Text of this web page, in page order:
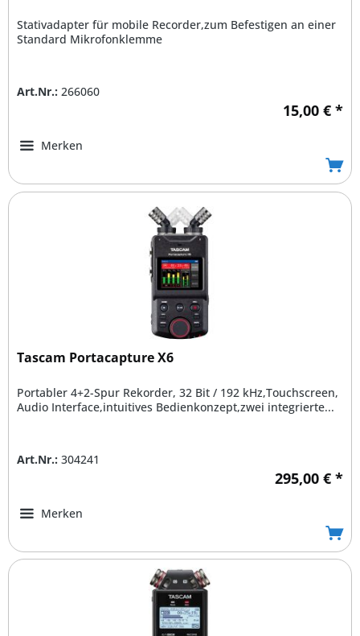
Stativadapter für mobile Recorder,zum Befestigen an einer
Standard Mikrofonklemme
Art.Nr.: 266060
15,00 € *
Merken
Tascam Portacapture X6
Portabler 4+2-Spur Rekorder, 32 Bit / 192 kHz,Touchscreen,
Audio Interface,intuitives Bedienkonzept,zwei integrierte...
Art.Nr.: 304241
295,00 € *
Merken